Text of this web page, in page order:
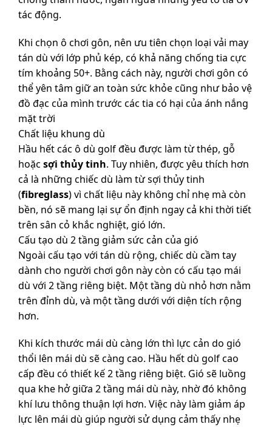
tác động.
Khi chọn ô chơi gôn, nên ưu tiên chọn loại vải may
tán dù với lớp phủ kép, có khả năng chống tia cực
tím khoảng 50+. Bằng cách này, người chơi gôn có
thể yên tâm giữ an toàn sức khỏe cũng như bảo vệ
đồ đạc của mình trước các tia có hại của ánh nắng
mặt trời
Chất liệu khung dù
Hầu hết các ô dù golf đều được làm từ thép, gỗ
hoặc sợi thủy tinh. Tuy nhiên, được yêu thích hơn
cả là những chiếc dù làm từ sợi thủy tinh
(fibreglass) vì chất liệu này không chỉ nhẹ mà còn
bền, nó sẽ mang lại sự ổn định ngay cả khi thời tiết
trên sân cỏ khắc nghiệt, gió lớn.
Cấu tạo dù 2 tầng giảm sức cản của gió
Ngoài cấu tạo với tán dù rộng, chiếc dù cầm tay
dành cho người chơi gôn này còn có cấu tạo mái
dù với 2 tầng riêng biệt. Một tầng dù nhỏ hơn nằm
trên đỉnh dù, và một tầng dưới với diện tích rộng
hơn.
Khi kích thước mái dù càng lớn thì lực cản do gió
thổi lên mái dù sẽ càng cao. Hầu hết dù golf cao
cấp đều có thiết kế 2 tầng riêng biệt. Gió sẽ luồng
qua khe hở giữa 2 tầng mái dù này, nhờ đó không
khí lưu thông thuận lợi hơn. Việc này làm giảm áp
lực lên mái dù giúp người sử dụng cảm thấy nhẹ